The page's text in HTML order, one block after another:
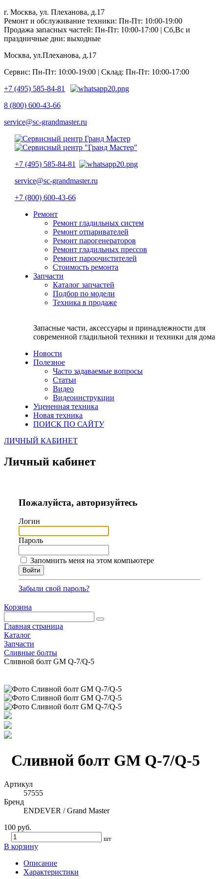
г. Москва, ул. Плеханова, д.17
Ремонт и обслуживание техники: Пн-Пт: 10:00-19:00
Продажа запасных частей: Пн-Пт: 10:00-17:00 | Сб,Вс и
праздничные дни: выходные
Москва, ул.Плеханова, д.17
Сервис: Пн-Пт: 10:00-19:00 | Склад: Пн-Пт: 10:00-17:00
+7 (495) 585-84-81
8 (800) 600-43-66
service@sc-grandmaster.ru
+7 (495) 585-84-81
service@sc-grandmaster.ru
+7 (800) 600-43-66
Ремонт
Ремонт гладильных систем
Ремонт отпаривателей
Ремонт парогенераторов
Ремонт гладильных прессов
Ремонт пароочистителей
Стоимость ремонта
Запчасти
Каталог запчастей
Подбор по модели
Техника в продаже
Запасные части, аксессуары и принадлежности для
современной гладильной техники и техники для дома
Новости
Полезное
Часто задаваемые вопросы
Статьи
Видео
Видеоинструкции
Уцененная техника
Новая техника
ПОИСК ПО САЙТУ
ЛИЧНЫЙ КАБИНЕТ
Личный кабинет
Пожалуйста, авторизуйтесь
Логин
Пароль
Запомнить меня на этом компьютере
Забыли свой пароль?
Корзина
Главная страница
Каталог
Запчасти
Сливные болты
Сливной болт GM Q-7/Q-5
Сливной болт GM Q-7/Q-5
Артикул
57555
Бренд
ENDEVER / Grand Master
100 руб.
шт
В корзину
Описание
Характеристики